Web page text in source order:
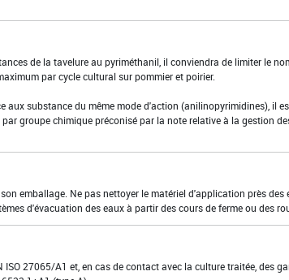
de la tavelure au pyriméthanil, il conviendra de limiter le
par cycle cultural sur pommier et poirier.
aux substance du même mode d'action (anilinopyrimidines), il
groupe chimique préconisé par la note relative à la gestion
emballage. Ne pas nettoyer le matériel d'application près des
d'évacuation des eaux à partir des cours de ferme ou des
27065/A1 et, en cas de contact avec la culture traitée, des